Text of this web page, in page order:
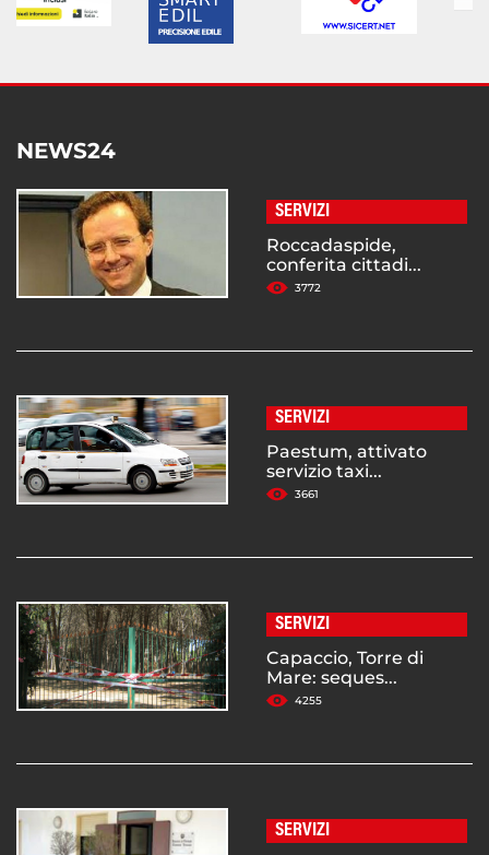
NEWS24
SERVIZI
Roccadaspide,
conferita cittadi...
3772
SERVIZI
Paestum, attivato
servizio taxi...
3661
SERVIZI
Capaccio, Torre di
Mare: seques...
4255
SERVIZI